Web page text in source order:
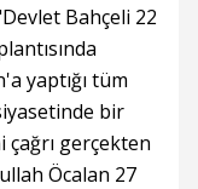
Bahçeli 22
yaptığı tüm
bir
gerçekten
Öcalan 27